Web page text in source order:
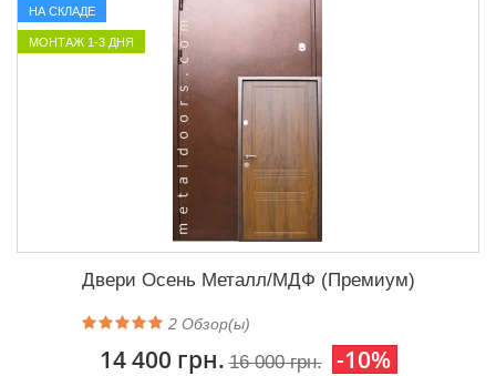
НА СКЛАДЕ
МОНТАЖ 1-3 ДНЯ
Двери Осень Металл/МДФ (Премиум)
2 Обзор(ы)
14 400 грн. 16 000 грн. -10%